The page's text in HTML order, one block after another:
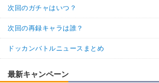
次回のガチャはいつ？
次回の再録キャラは誰？
ドッカンバトルニュースまとめ
最新キャンペーン